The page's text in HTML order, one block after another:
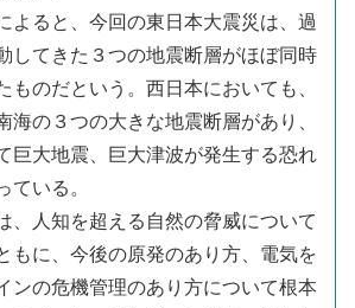
よると、今回の東日本大震災は、過
してきた３つの地震断層がほぼ同時
ものだという。西日本においても、
海の３つの大きな地震断層があり、
巨大地震、巨大津波が発生する恐れ
ている。
、人知を超える自然の脅威について
もに、今後の原発のあり方、電気を
ンの危機管理のあり方について根本